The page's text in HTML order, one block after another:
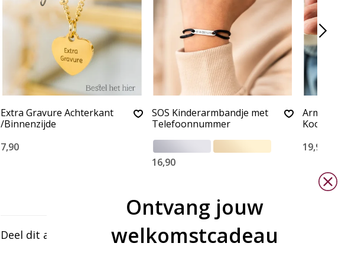
Extra Gravure Achterkant
/Binnenzijde
7,90
SOS Kinderarmbandje met
Telefoonnummer
16,90
Koord
19,90
Deel dit artikel
Ontvang jouw
welkomstcadeau